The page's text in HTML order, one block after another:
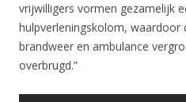
vrijwilligers vormen gezamelijk
hulpverleningskolom, waardoor
brandweer en ambulance
overbrugd.”